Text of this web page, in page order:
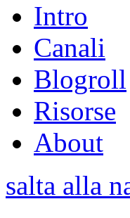
Intro
Canali
Blogroll
Risorse
About
salta alla